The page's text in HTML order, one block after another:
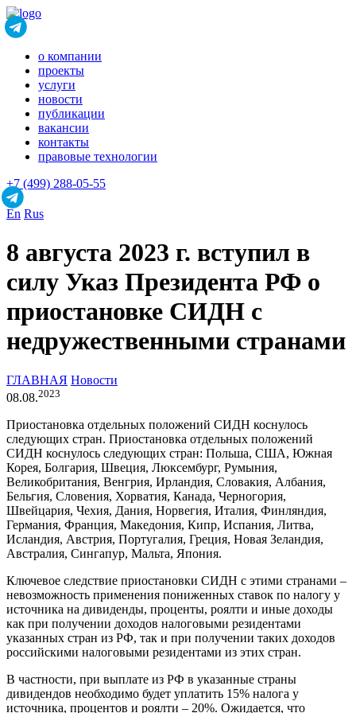
о компании
проекты
услуги
новости
публикации
вакансии
контакты
правовые технологии
+7 (499) 288-05-55
En Rus
8 августа 2023 г. вступил в
силу Указ Президента РФ о
приостановке СИДН с
недружественными странами
ГЛАВНАЯ Новости
08.08.2023
Приостановка отдельных положений СИДН коснулось
следующих стран. Приостановка отдельных положений
СИДН коснулось следующих стран: Польша, США, Южная
Корея, Болгария, Швеция, Люксембург, Румыния,
Великобритания, Венгрия, Ирландия, Словакия, Албания,
Бельгия, Словения, Хорватия, Канада, Черногория,
Швейцария, Чехия, Дания, Норвегия, Италия, Финляндия,
Германия, Франция, Македония, Кипр, Испания, Литва,
Исландия, Австрия, Португалия, Греция, Новая Зеландия,
Австралия, Сингапур, Мальта, Япония.
Ключевое следствие приостановки СИДН с этими странами –
невозможность применения пониженных ставок по налогу у
источника на дивиденды, проценты, роялти и иные доходы
как при получении доходов налоговыми резидентами
указанных стран из РФ, так и при получении таких доходов
российскими налоговыми резидентами из этих стран.
В частности, при выплате из РФ в указанные страны
дивидендов необходимо будет уплатить 15% налога у
источника, процентов и роялти – 20%. Ожидается, что